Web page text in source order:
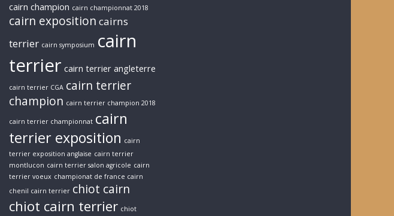
cairn champion cairn championnat 2018
cairn exposition cairns
terrier cairn symposium cairn
terrier cairn terrier angleterre
cairn terrier CGA cairn terrier
champion cairn terrier champion 2018
cairn terrier championnat cairn
terrier exposition cairn
terrier exposition anglaise cairn terrier
montlucon cairn terrier salon agricole cairn
terrier voeux championat de france cairn
chenil cairn terrier chiot cairn
chiot cairn terrier chiot